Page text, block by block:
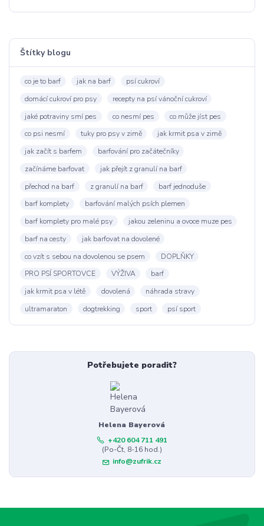
Štítky blogu
co je to barf jak na barf
psí cukroví
domácí cukroví pro psy
recepty na psí vánoční cukroví
jaké potraviny smí pes
co nesmí pes
co může jíst pes
co psi nesmí
tuky pro psy v zimě
jak krmit psa v zimě
jak začít s barfem
barfování pro začátečníky
začínáme barfovat
jak přejít z granulí na barf
přechod na barf
z granulí na barf
barf jednoduše
barf komplety
barfování malých psích plemen
barf komplety pro malé psy
jakou zeleninu a ovoce muze pes
barf na cesty
jak barfovat na dovolené
co vzít s sebou na dovolenou se psem
DOPLŇKY
PRO PSÍ SPORTOVCE
VÝŽIVA
barf
jak krmit psa v létě
dovolená
náhrada stravy
ultramaraton
dogtrekking sport psí sport
Potřebujete poradit?
Helena Bayerová
+420 604 711 491
(Po-Čt, 8-16 hod.)
info@zufrik.cz